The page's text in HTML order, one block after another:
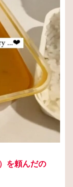
を頼んだの